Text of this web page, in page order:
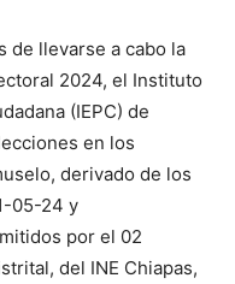
de llevarse a cabo la
2024, el Instituto
(IEPC) de
en los
derivado de los
05-24 y
por el 02
del INE Chiapas,